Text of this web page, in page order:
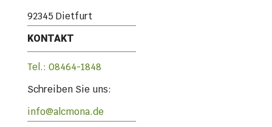
92345 Dietfurt
KONTAKT
Tel.: 08464-1848
Schreiben Sie uns:
info@alcmona.de